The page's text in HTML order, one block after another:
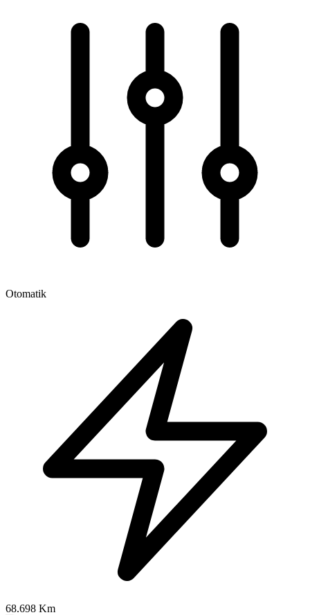
Otomatik
68.698 Km